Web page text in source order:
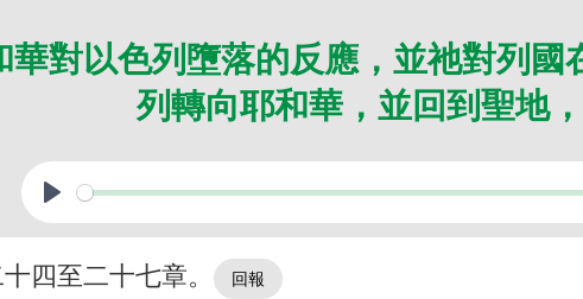
對以色列墮落的反應，並祂對列國
列轉向耶和華，並回到聖地
四至二十七章。